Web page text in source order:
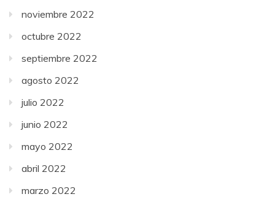
noviembre 2022
octubre 2022
septiembre 2022
agosto 2022
julio 2022
junio 2022
mayo 2022
abril 2022
marzo 2022